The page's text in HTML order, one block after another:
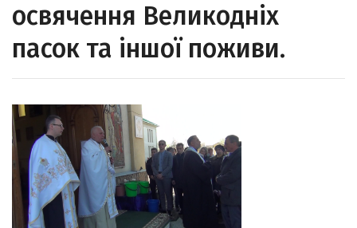
освячення Великодніх
пасок та іншої поживи.